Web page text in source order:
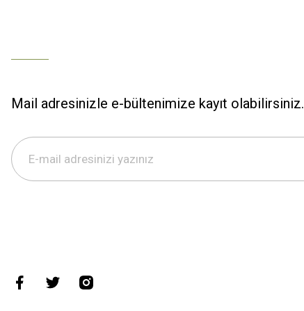
Mail adresinizle e-bültenimize kayıt olabilirsiniz.